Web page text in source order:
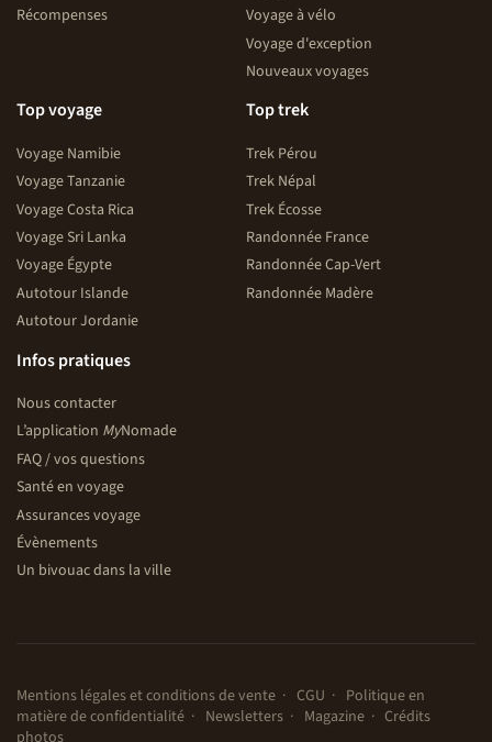
Récompenses
Voyage à vélo
Voyage d'exception
Nouveaux voyages
Top voyage
Voyage Namibie
Voyage Tanzanie
Voyage Costa Rica
Voyage Sri Lanka
Voyage Égypte
Autotour Islande
Autotour Jordanie
Top trek
Trek Pérou
Trek Népal
Trek Écosse
Randonnée France
Randonnée Cap-Vert
Randonnée Madère
Infos pratiques
Nous contacter
L’application MyNomade
FAQ / vos questions
Santé en voyage
Assurances voyage
Évènements
Un bivouac dans la ville
Mentions légales et conditions de vente CGU
Politique en
matière de confidentialité
Newsletters Magazine
Crédits